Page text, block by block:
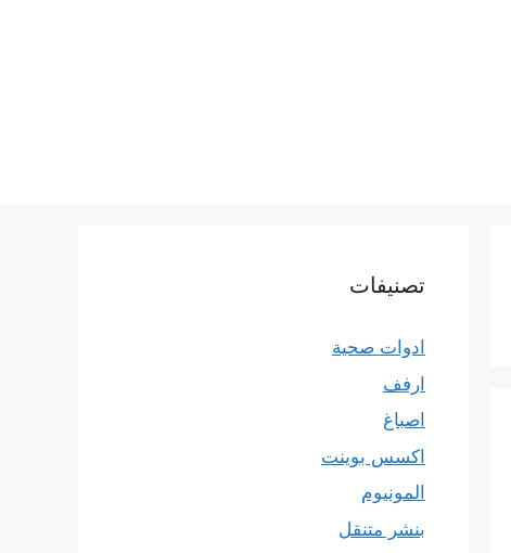
تصنيفات
ادوات صحية
ارفف
اصباغ
اكسس بوينت
المونيوم
بنشر متنقل